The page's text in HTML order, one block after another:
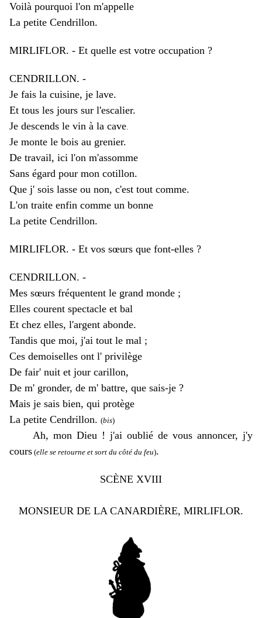
Voilà pourquoi l'on m'appelle
La petite Cendrillon.
MIRLIFLOR. - Et quelle est votre occupation ?
CENDRILLON. -
Je fais la cuisine, je lave.
Et tous les jours sur l'escalier.
Je descends le vin à la cave.
Je monte le bois au grenier.
De travail, ici l'on m'assomme
Sans égard pour mon cotillon.
Que j' sois lasse ou non, c'est tout comme.
L'on traite enfin comme un bonne
La petite Cendrillon.
MIRLIFLOR. - Et vos sœurs que font-elles ?
CENDRILLON. -
Mes sœurs fréquentent le grand monde ;
Elles courent spectacle et bal
Et chez elles, l'argent abonde.
Tandis que moi, j'ai tout le mal ;
Ces demoiselles ont l' privilège
De fair' nuit et jour carillon,
De m' gronder, de m' battre, que sais-je ?
Mais je sais bien, qui protège
La petite Cendrillon. (bis)
Ah, mon Dieu ! j'ai oublié de vous annoncer, j'y
cours (elle se retourne et sort du côté du feu).
SCÈNE XVIII
MONSIEUR DE LA CANARDIÈRE, MIRLIFLOR.